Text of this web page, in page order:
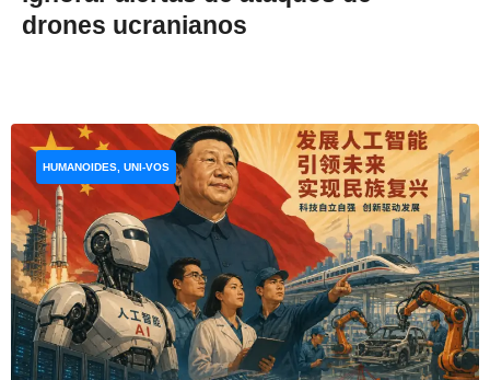
drones ucranianos
HUMANOIDES, UNI-VOS